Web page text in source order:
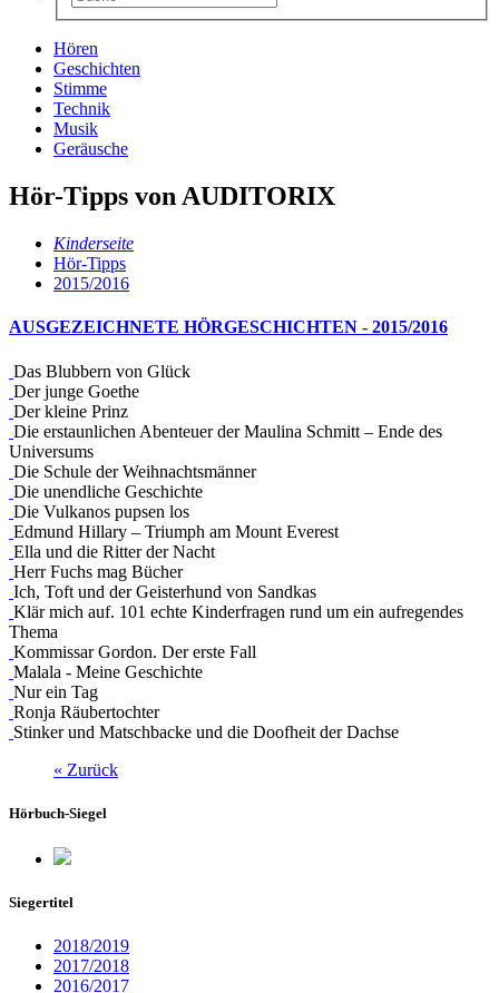
Hören
Geschichten
Stimme
Technik
Musik
Geräusche
Hör-Tipps von AUDITORIX
Kinderseite
Hör-Tipps
2015/2016
AUSGEZEICHNETE HÖRGESCHICHTEN - 2015/2016
Das Blubbern von Glück
Der junge Goethe
Der kleine Prinz
Die erstaunlichen Abenteuer der Maulina Schmitt – Ende des
Universums
Die Schule der Weihnachtsmänner
Die unendliche Geschichte
Die Vulkanos pupsen los
Edmund Hillary – Triumph am Mount Everest
Ella und die Ritter der Nacht
Herr Fuchs mag Bücher
Ich, Toft und der Geisterhund von Sandkas
Klär mich auf. 101 echte Kinderfragen rund um ein aufregendes
Thema
Kommissar Gordon. Der erste Fall
Malala - Meine Geschichte
Nur ein Tag
Ronja Räubertochter
Stinker und Matschbacke und die Doofheit der Dachse
« Zurück
Hörbuch-Siegel
Siegertitel
2018/2019
2017/2018
2016/2017